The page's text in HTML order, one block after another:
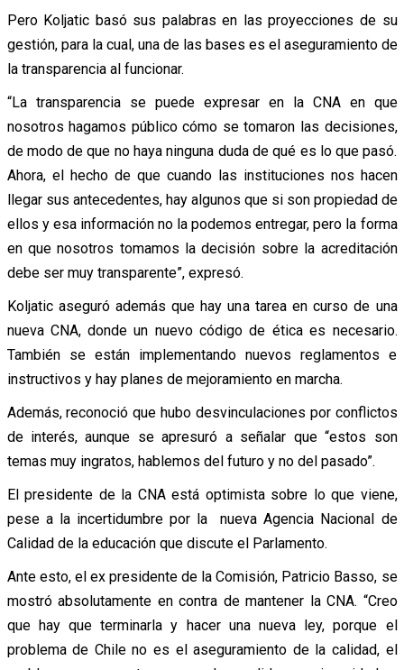
Pero Koljatic basó sus palabras en las proyecciones de su
gestión, para la cual, una de las bases es el aseguramiento de
la transparencia al funcionar.
“La transparencia se puede expresar en la CNA en que
nosotros hagamos público cómo se tomaron las decisiones,
de modo de que no haya ninguna duda de qué es lo que pasó.
Ahora, el hecho de que cuando las instituciones nos hacen
llegar sus antecedentes, hay algunos que si son propiedad de
ellos y esa información no la podemos entregar, pero la forma
en que nosotros tomamos la decisión sobre la acreditación
debe ser muy transparente”, expresó.
Koljatic aseguró además que hay una tarea en curso de una
nueva CNA, donde un nuevo código de ética es necesario.
También se están implementando nuevos reglamentos e
instructivos y hay planes de mejoramiento en marcha.
Además, reconoció que hubo desvinculaciones por conflictos
de interés, aunque se apresuró a señalar que “estos son
temas muy ingratos, hablemos del futuro y no del pasado”.
El presidente de la CNA está optimista sobre lo que viene,
pese a la incertidumbre por la nueva Agencia Nacional de
Calidad de la educación que discute el Parlamento.
Ante esto, el ex presidente de la Comisión, Patricio Basso, se
mostró absolutamente en contra de mantener la CNA. “Creo
que hay que terminarla y hacer una nueva ley, porque el
problema de Chile no es el aseguramiento de la calidad, el